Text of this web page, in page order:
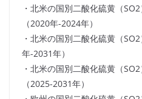
・北米の国別二酸化硫黄（
（2020年-2024年）
・北米の国別二酸化硫黄（
年-2031年）
・北米の国別二酸化硫黄（
（2025-2031年）